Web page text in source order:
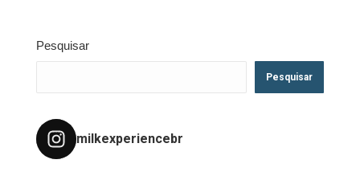
Pesquisar
Pesquisar
milkexperiencebr